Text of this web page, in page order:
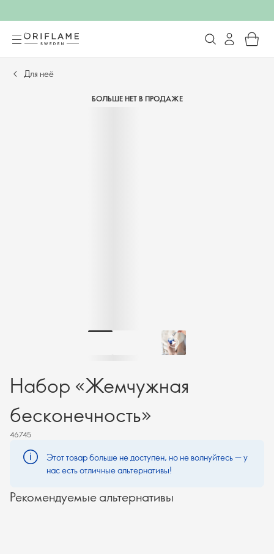
Для неё
БОЛЬШЕ НЕТ В ПРОДАЖЕ
Набор «Жемчужная
бесконечность»
46745
Этот товар больше не доступен, но не волнуйтесь — у
нас есть отличные альтернативы!
Рекомендуемые альтернативы